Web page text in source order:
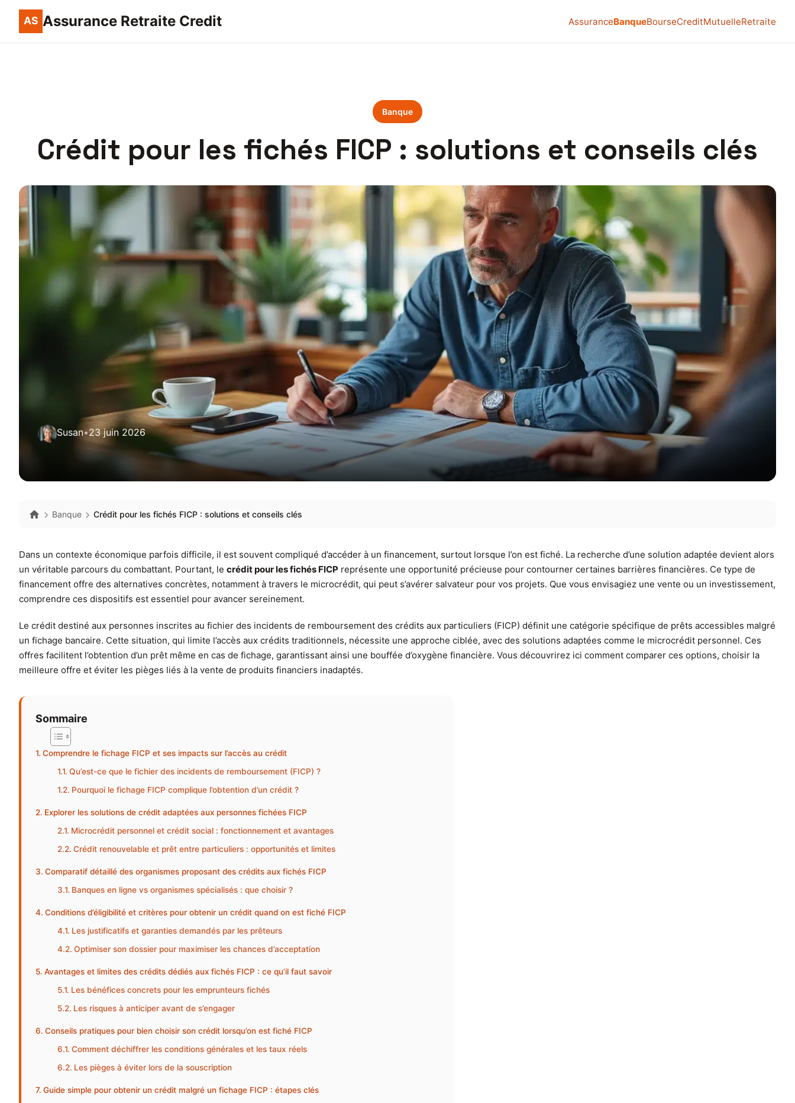
Assurance Retraite Credit AssuranceBanqueBourseCreditMutuelleRetraite
Banque
Crédit pour les fichés FICP : solutions et conseils clés
Susan•23 juin 2026
Banque Crédit pour les fichés FICP : solutions et conseils clés
Dans un contexte économique parfois difficile, il est souvent compliqué d’accéder à un financement, surtout lorsque l’on est fiché. La recherche d’une solution adaptée devient alors
un véritable parcours du combattant. Pourtant, le crédit pour les fichés FICP représente une opportunité précieuse pour contourner certaines barrières financières. Ce type de
financement offre des alternatives concrètes, notamment à travers le microcrédit, qui peut s’avérer salvateur pour vos projets. Que vous envisagiez une vente ou un investissement,
comprendre ces dispositifs est essentiel pour avancer sereinement.
Le crédit destiné aux personnes inscrites au fichier des incidents de remboursement des crédits aux particuliers (FICP) définit une catégorie spécifique de prêts accessibles malgré
un fichage bancaire. Cette situation, qui limite l’accès aux crédits traditionnels, nécessite une approche ciblée, avec des solutions adaptées comme le microcrédit personnel. Ces
offres facilitent l’obtention d’un prêt même en cas de fichage, garantissant ainsi une bouffée d’oxygène financière. Vous découvrirez ici comment comparer ces options, choisir la
meilleure offre et éviter les pièges liés à la vente de produits financiers inadaptés.
Sommaire
Comprendre le fichage FICP et ses impacts sur l’accès au crédit
Qu’est-ce que le fichier des incidents de remboursement (FICP) ?
Pourquoi le fichage FICP complique l’obtention d’un crédit ?
Explorer les solutions de crédit adaptées aux personnes fichées FICP
Microcrédit personnel et crédit social : fonctionnement et avantages
Crédit renouvelable et prêt entre particuliers : opportunités et limites
Comparatif détaillé des organismes proposant des crédits aux fichés FICP
Banques en ligne vs organismes spécialisés : que choisir ?
Conditions d’éligibilité et critères pour obtenir un crédit quand on est fiché FICP
Les justificatifs et garanties demandés par les prêteurs
Optimiser son dossier pour maximiser les chances d’acceptation
Avantages et limites des crédits dédiés aux fichés FICP : ce qu’il faut savoir
Les bénéfices concrets pour les emprunteurs fichés
Les risques à anticiper avant de s’engager
Conseils pratiques pour bien choisir son crédit lorsqu’on est fiché FICP
Comment déchiffrer les conditions générales et les taux réels
Les pièges à éviter lors de la souscription
Guide simple pour obtenir un crédit malgré un fichage FICP : étapes clés